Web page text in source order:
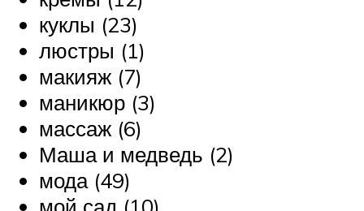
куклы (23)
люстры (1)
макияж (7)
маникюр (3)
массаж (6)
Маша и медведь (2)
мода (49)